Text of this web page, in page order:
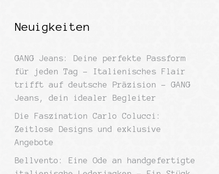
Neuigkeiten
GANG Jeans: Deine perfekte Passform
für jeden Tag – Italienisches Flair
trifft auf deutsche Präzision – GANG
Jeans, dein idealer Begleiter
Die Faszination Carlo Colucci:
Zeitlose Designs und exklusive
Angebote
Bellvento: Eine Ode an handgefertigte